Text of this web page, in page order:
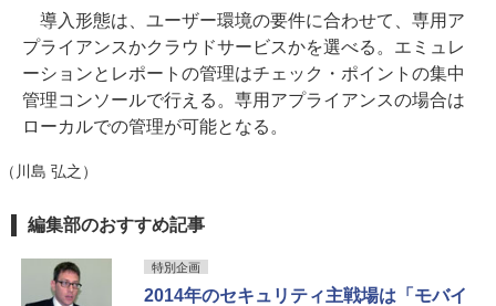
導入形態は、ユーザー環境の要件に合わせて、専用ア
プライアンスかクラウドサービスかを選べる。エミュレ
ーションとレポートの管理はチェック・ポイントの集中
管理コンソールで行える。専用アプライアンスの場合は
ローカルでの管理が可能となる。
（川島 弘之）
編集部のおすすめ記事
特別企画
2014年のセキュリティ主戦場は「モバイ